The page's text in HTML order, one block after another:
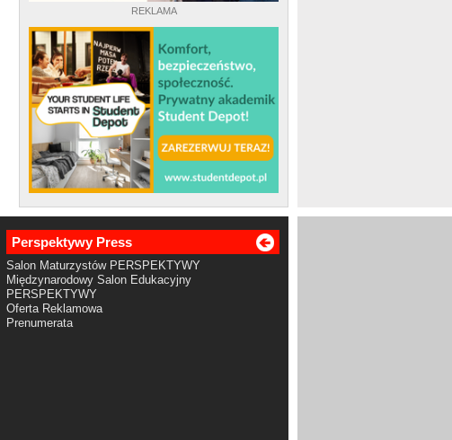
REKLAMA
Perspektywy Press
Salon Maturzystów PERSPEKTYWY
Międzynarodowy Salon Edukacyjny
PERSPEKTYWY
Oferta Reklamowa
Prenumerata